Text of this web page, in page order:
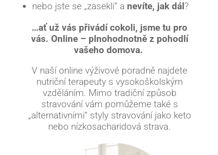
nebo jste se „zasekli“ a nevíte, jak dál?
…ať už vás přivádí cokoli, jsme tu pro
vás. Online – plnohodnotně z pohodlí
vašeho domova.
V naší online výživové poradně najdete
nutriční terapeuty s vysokoškolským
vzděláním. Mimo tradiční způsob
stravování vám pomůžeme také s
„alternativními“ styly stravování jako keto
nebo nízkosacharidová strava.